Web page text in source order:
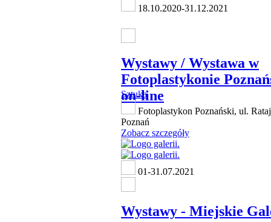
18.10.2020-31.12.2021
Wystawy / Wystawa w
Fotoplastykonie
on-line
Sztuka
Fotoplastykon Poznański, ul.
Poznań
Zobacz szczegóły
01-31.07.2021
Wystawy - Miejskie